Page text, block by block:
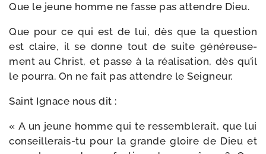
Que le jeune homme ne fasse pas attendre Dieu.
Que pour ce qui est de lui, dès que la ques­tion
est claire, il se donne tout de suite géné­reu­se­
ment au Christ, et passe à la réa­li­sa­tion, dès qu’il
le pour­ra. On ne fait pas attendre le Seigneur.
Saint Ignace nous dit :
« A un jeune homme qui te res­sem­ble­rait, que lui
conseillerais-​tu pour la grande gloire de Dieu et